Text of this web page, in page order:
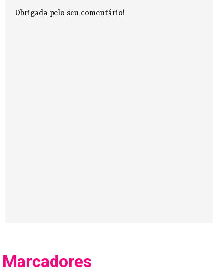
Obrigada pelo seu comentário!
Marcadores